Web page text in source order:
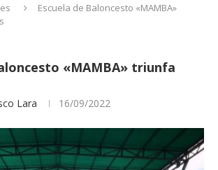
Escuela de Baloncesto «MAMBA»
«MAMBA» triunfa
Lara 16/09/2022